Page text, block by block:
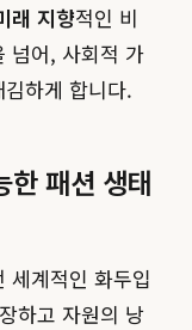
래 지향적인 비
넘어, 사회적 가
하게 합니다.
한 패션 생태
세계적인 화두입
하고 자원의 낭